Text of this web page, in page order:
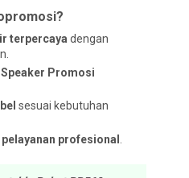
terpercaya dengan
Promosi
sesuai kebutuhan
profesional